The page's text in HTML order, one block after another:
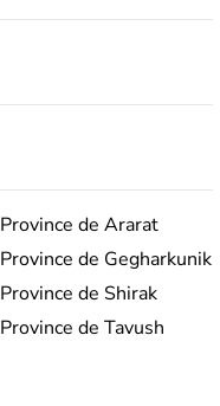
Province de Ararat
Province de Gegharkunik
Province de Shirak
Province de Tavush